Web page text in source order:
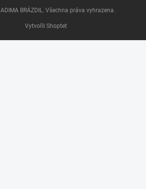
Vytvořil Shoptet
ADIMA BRÁZDIL. Všechna práva vyhrazena.